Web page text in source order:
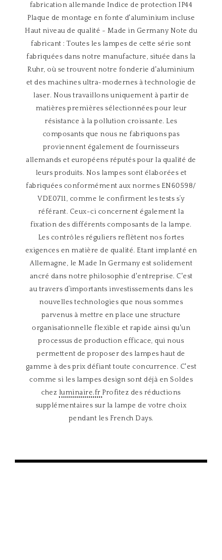
fabrication allemande Indice de protection IP44
Plaque de montage en fonte d'aluminium incluse
Haut niveau de qualité - Made in Germany Note du
fabricant : Toutes les lampes de cette série sont
fabriquées dans notre manufacture, située dans la
Ruhr, où se trouvent notre fonderie d'aluminium
et des machines ultra-modernes à technologie de
laser. Nous travaillons uniquement à partir de
matières premières sélectionnées pour leur
résistance à la pollution croissante. Les
composants que nous ne fabriquons pas
proviennent également de fournisseurs
allemands et européens réputés pour la qualité de
leurs produits. Nos lampes sont élaborées et
fabriquées conformément aux normes EN60598/
VDE0711, comme le confirment les tests s’y
référant. Ceux-ci concernent également la
fixation des différents composants de la lampe.
Les contrôles réguliers reflètent nos fortes
exigences en matière de qualité. Etant implanté en
Allemagne, le Made In Germany est solidement
ancré dans notre philosophie d'entreprise. C'est
au travers d’importants investissements dans les
nouvelles technologies que nous sommes
parvenus à mettre en place une structure
organisationnelle flexible et rapide ainsi qu'un
processus de production efficace, qui nous
permettent de proposer des lampes haut de
gamme à des prix défiant toute concurrence. C'est
comme si les lampes design sont déjà en Soldes
chez luminaire.fr Profitez des réductions
supplémentaires sur la lampe de votre choix
pendant les French Days.